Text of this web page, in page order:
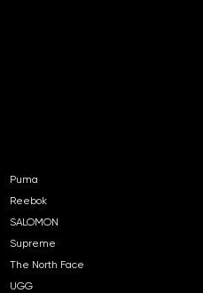
Puma
Reebok
SALOMON
Supreme
The North Face
UGG